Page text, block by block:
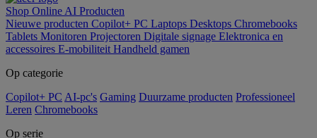
Shop Online AI Producten
Nieuwe producten Copilot+ PC Laptops Desktops Chromebooks
Tablets Monitoren Projectoren Digitale signage Elektronica en
accessoires E-mobiliteit Handheld gamen
Op categorie
Copilot+ PC AI-pc's Gaming Duurzame producten Professioneel
Leren Chromebooks
Op serie